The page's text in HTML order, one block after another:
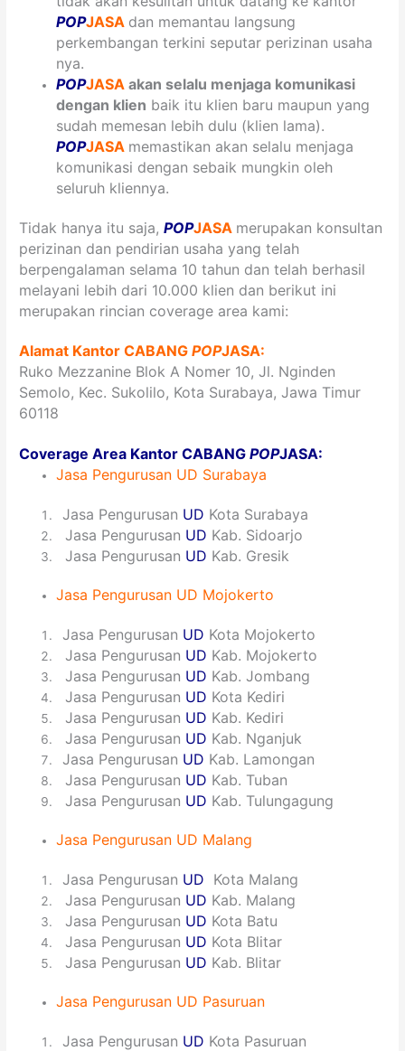
POPJASA dan memantau langsung
perkembangan terkini seputar perizinan usaha
nya.
POPJASA akan selalu menjaga komunikasi
dengan klien baik itu klien baru maupun yang
sudah memesan lebih dulu (klien lama).
POPJASA memastikan akan selalu menjaga
komunikasi dengan sebaik mungkin oleh
seluruh kliennya.
Tidak hanya itu saja,POPJASA merupakan konsultan
perizinan dan pendirian usaha yang telah
berpengalaman selama 10 tahun dan telah berhasil
melayani lebih dari 10.000 klien dan berikut ini
merupakan rincian coverage area kami:
Alamat Kantor CABANGPOPJASA:
Ruko Mezzanine Blok A Nomer 10, Jl. Nginden
Semolo, Kec. Sukolilo, Kota Surabaya, Jawa Timur
60118
Coverage Area Kantor CABANGPOPJASA:
Jasa Pengurusan UD Surabaya
1Jasa Pengurusan UD Kota Surabaya
2Jasa Pengurusan UD Kab. Sidoarjo
3Jasa Pengurusan UD Kab. Gresik
Jasa Pengurusan UD Mojokerto
1Jasa Pengurusan UD Kota Mojokerto
2Jasa Pengurusan UD Kab. Mojokerto
3Jasa Pengurusan UD Kab. Jombang
4Jasa Pengurusan UD Kota Kediri
5Jasa Pengurusan UD Kab. Kediri
6Jasa Pengurusan UD Kab. Nganjuk
7Jasa Pengurusan UD Kab. Lamongan
8Jasa Pengurusan UD Kab. Tuban
9Jasa Pengurusan UD Kab. Tulungagung
Jasa Pengurusan UD Malang
1Jasa Pengurusan UD Kota Malang
2Jasa Pengurusan UD Kab. Malang
3Jasa Pengurusan UD Kota Batu
4Jasa Pengurusan UD Kota Blitar
5Jasa Pengurusan UD Kab. Blitar
Jasa Pengurusan UD Pasuruan
1Jasa Pengurusan UD Kota Pasuruan